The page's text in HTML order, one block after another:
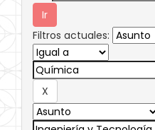
Filtros actuales: